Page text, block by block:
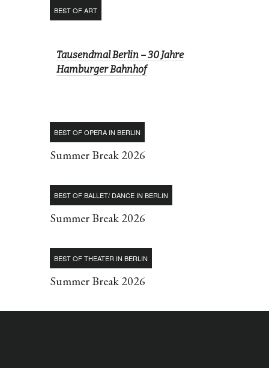
BEST OF ART
Tausendmal Berlin – 30 Jahre
Hamburger Bahnhof
BEST OF OPERA IN BERLIN
Summer Break 2026
BEST OF BALLET/ DANCE IN BERLIN
Summer Break 2026
BEST OF THEATER IN BERLIN
Summer Break 2026